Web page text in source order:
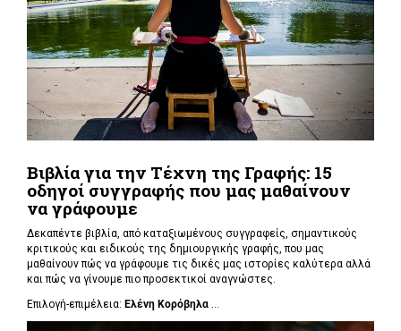
Βιβλία για την Τέχνη της Γραφής: 15
οδηγοί συγγραφής που μας μαθαίνουν
να γράφουμε
Δεκαπέντε βιβλία, από καταξιωμένους συγγραφείς, σημαντικούς
κριτικούς και ειδικούς της δημιουργικής γραφής, που μας
μαθαίνουν πώς να γράφουμε τις δικές μας ιστορίες καλύτερα αλλά
και πώς να γίνουμε πιο προσεκτικοί αναγνώστες.
Επιλογή-επιμέλεια: Ελένη Κορόβηλα